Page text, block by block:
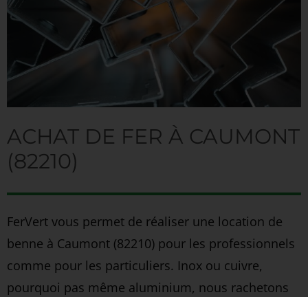
ACHAT DE FER À CAUMONT
(82210)
FerVert vous permet de réaliser une location de
benne à Caumont (82210) pour les professionnels
comme pour les particuliers. Inox ou cuivre,
pourquoi pas même aluminium, nous rachetons